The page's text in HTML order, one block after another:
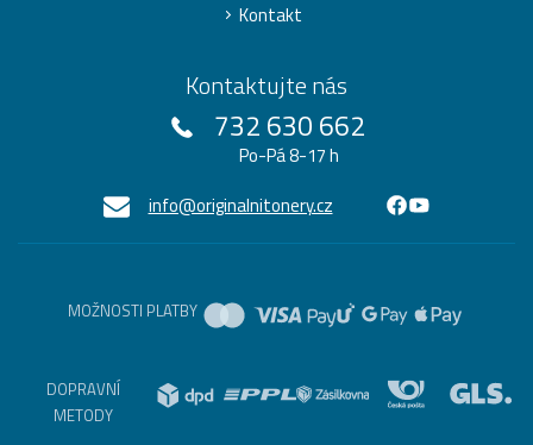
Kontakt
Kontaktujte nás
732 630 662
Po-Pá 8-17 h
info@originalnitonery.cz
MOŽNOSTI PLATBY
DOPRAVNÍ
METODY